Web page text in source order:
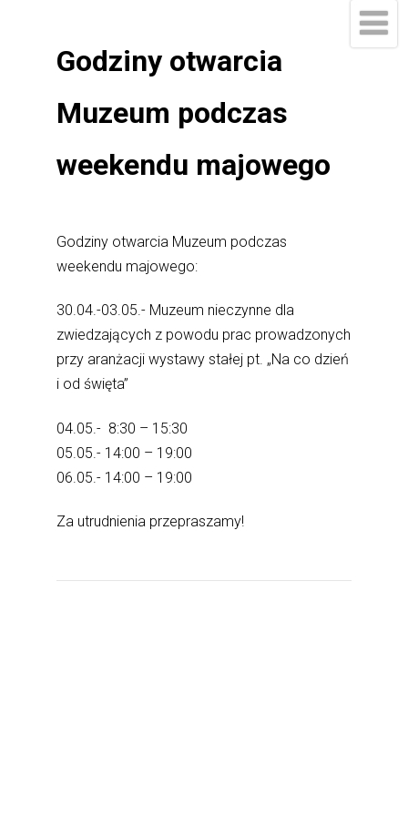
Godziny otwarcia
Muzeum podczas
weekendu majowego
Godziny otwarcia Muzeum podczas
weekendu majowego:
30.04.-03.05.- Muzeum nieczynne dla
zwiedzających z powodu prac prowadzonych
przy aranżacji wystawy stałej pt. „Na co dzień
i od święta”
04.05.- 8:30 – 15:30
05.05.- 14:00 – 19:00
06.05.- 14:00 – 19:00
Za utrudnienia przepraszamy!